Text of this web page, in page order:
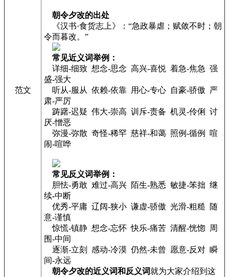
范文
朝令夕改的出处
《汉书·食货志上》：“急政暴虐；赋敛不时；朝
令而暮改。”
常见近义词举例：
详细-细致 想念-思念 高兴-喜悦 着急-焦急 强
盛-强大
听从-服从 依赖-依靠 用心-专心 自豪-骄傲 严
肃-严厉
踌躇-迟疑 伟大-崇高 训斥-责备 机灵-伶俐 讨
厌-憎恶
弥漫-弥散 奇怪-稀罕 慈祥-和蔼 照例-循例 喧
闹-喧哗
常见反义词举例：
胆怯-勇敢 难过-高兴 陌生-熟悉 敏捷-笨拙 继
续-中断
优秀-平庸 辽阔-狭小 谦虚-骄傲 光滑-粗糙 随
意-谨慎
惊慌-镇静 想念-忘怀 快乐-痛苦 清醒-恍惚 周
围-中间
逐渐-立刻 感动-冷漠 仍然-未曾 愿意-反对 瞬
间-永远
朝令夕改的近义词和反义词就为大家介绍到这